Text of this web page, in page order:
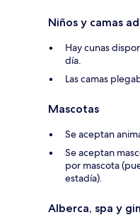
Niños y camas
Hay cunas
día.
Las camas
Mascotas
Se aceptan
Se aceptan
por mascota
estadía).
Alberca, spa y